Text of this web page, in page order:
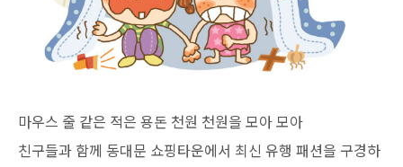
마우스 줄 같은 적은 용돈 천원 천원을 모아 모아
친구들과 함께 동대문 쇼핑타운에서 최신 유행 패션을 구경하